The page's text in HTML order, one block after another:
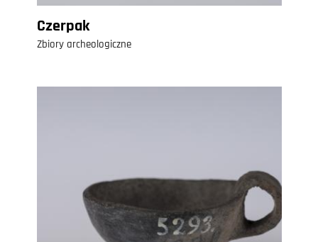
Czerpak
Zbiory archeologiczne